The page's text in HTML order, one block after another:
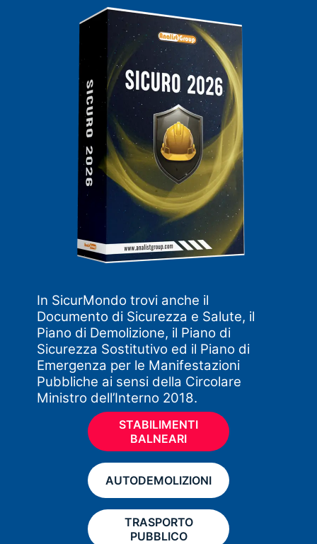
In SicurMondo trovi anche il
Documento di Sicurezza e Salute, il
Piano di Demolizione, il Piano di
Sicurezza Sostitutivo ed il Piano di
Emergenza per le Manifestazioni
Pubbliche ai sensi della Circolare
Ministro dell’Interno 2018.
STABILIMENTI
BALNEARI
AUTODEMOLIZIONI
TRASPORTO
PUBBLICO